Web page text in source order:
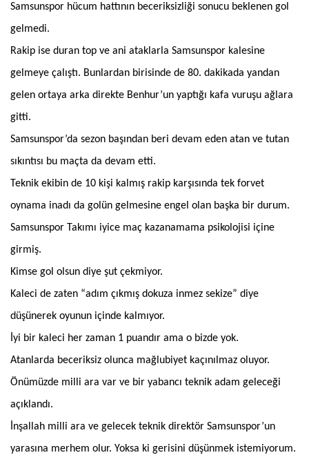
Samsunspor hücum hattının beceriksizliği sonucu beklenen gol
gelmedi.
Rakip ise duran top ve ani ataklarla Samsunspor kalesine
gelmeye çalıştı. Bunlardan birisinde de 80. dakikada yandan
gelen ortaya arka direkte Benhur’un yaptığı kafa vuruşu ağlara
gitti.
Samsunspor’da sezon başından beri devam eden atan ve tutan
sıkıntısı bu maçta da devam etti.
Teknik ekibin de 10 kişi kalmış rakip karşısında tek forvet
oynama inadı da golün gelmesine engel olan başka bir durum.
Samsunspor Takımı iyice maç kazanamama psikolojisi içine
girmiş.
Kimse gol olsun diye şut çekmiyor.
Kaleci de zaten “adım çıkmış dokuza inmez sekize” diye
düşünerek oyunun içinde kalmıyor.
İyi bir kaleci her zaman 1 puandır ama o bizde yok.
Atanlarda beceriksiz olunca mağlubiyet kaçınılmaz oluyor.
Önümüzde milli ara var ve bir yabancı teknik adam geleceği
açıklandı.
İnşallah milli ara ve gelecek teknik direktör Samsunspor’un
yarasına merhem olur. Yoksa ki gerisini düşünmek istemiyorum.